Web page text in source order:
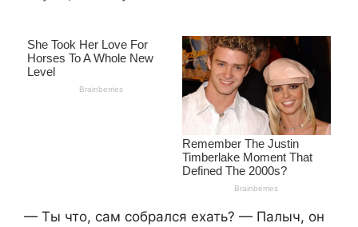
— Ты что, сам собрался ехать? — Палыч, он